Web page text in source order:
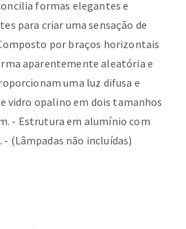
formas elegantes e
para criar uma sensação de
por braços horizontais
aparentemente aleatória e
uma luz difusa e
vidro opalino em dois tamanhos
- Estrutura em alumínio com
(Lâmpadas não incluídas)